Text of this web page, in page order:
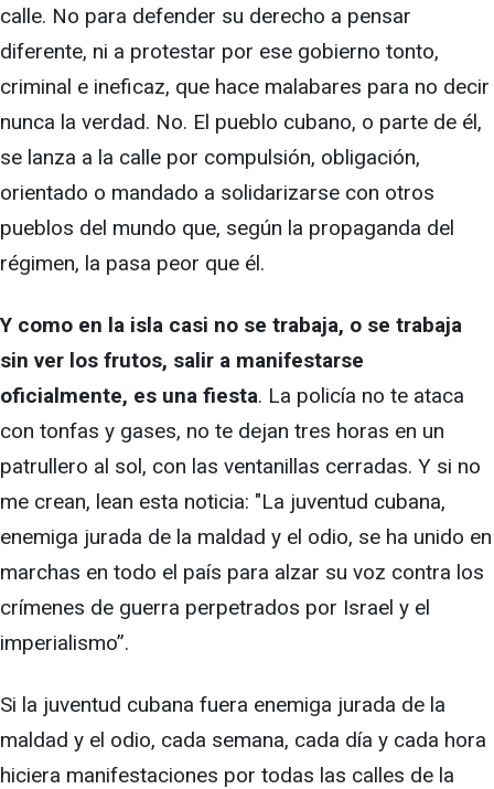
calle. No para defender su derecho a pensar
diferente, ni a protestar por ese gobierno tonto,
criminal e ineficaz, que hace malabares para no decir
nunca la verdad. No. El pueblo cubano, o parte de él,
se lanza a la calle por compulsión, obligación,
orientado o mandado a solidarizarse con otros
pueblos del mundo que, según la propaganda del
régimen, la pasa peor que él.
Y como en la isla casi no se trabaja, o se trabaja
sin ver los frutos, salir a manifestarse
oficialmente, es una fiesta. La policía no te ataca
con tonfas y gases, no te dejan tres horas en un
patrullero al sol, con las ventanillas cerradas. Y si no
me crean, lean esta noticia: "La juventud cubana,
enemiga jurada de la maldad y el odio, se ha unido en
marchas en todo el país para alzar su voz contra los
crímenes de guerra perpetrados por Israel y el
imperialismo”.
Si la juventud cubana fuera enemiga jurada de la
maldad y el odio, cada semana, cada día y cada hora
hiciera manifestaciones por todas las calles de la